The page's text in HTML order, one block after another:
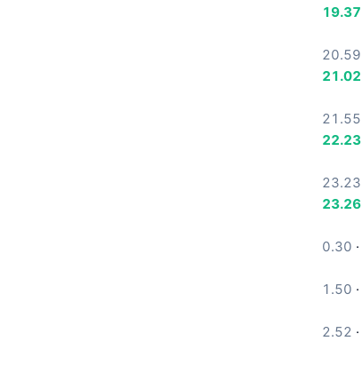
19.37
20.59
21.02
21.55
22.23
23.23
23.26
0.30 ·
1.50 ·
2.52 ·